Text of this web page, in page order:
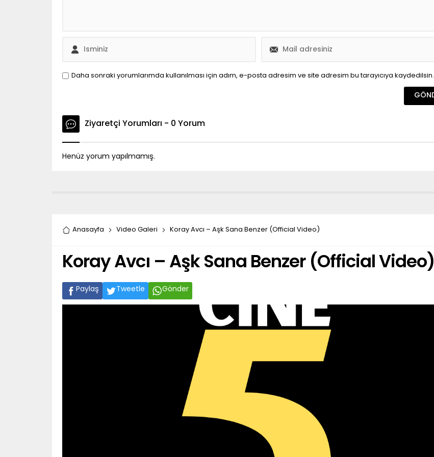
Daha sonraki yorumlarımda kullanılması için adım, e-posta adresim ve site adresim bu tarayıcıya kaydedilsin.
Ziyaretçi Yorumları - 0 Yorum
Henüz yorum yapılmamış.
Anasayfa Video Galeri Koray Avcı – Aşk Sana Benzer (Official Video)
Koray Avcı – Aşk Sana Benzer (Official Video)
Paylaş Tweetle Gönder